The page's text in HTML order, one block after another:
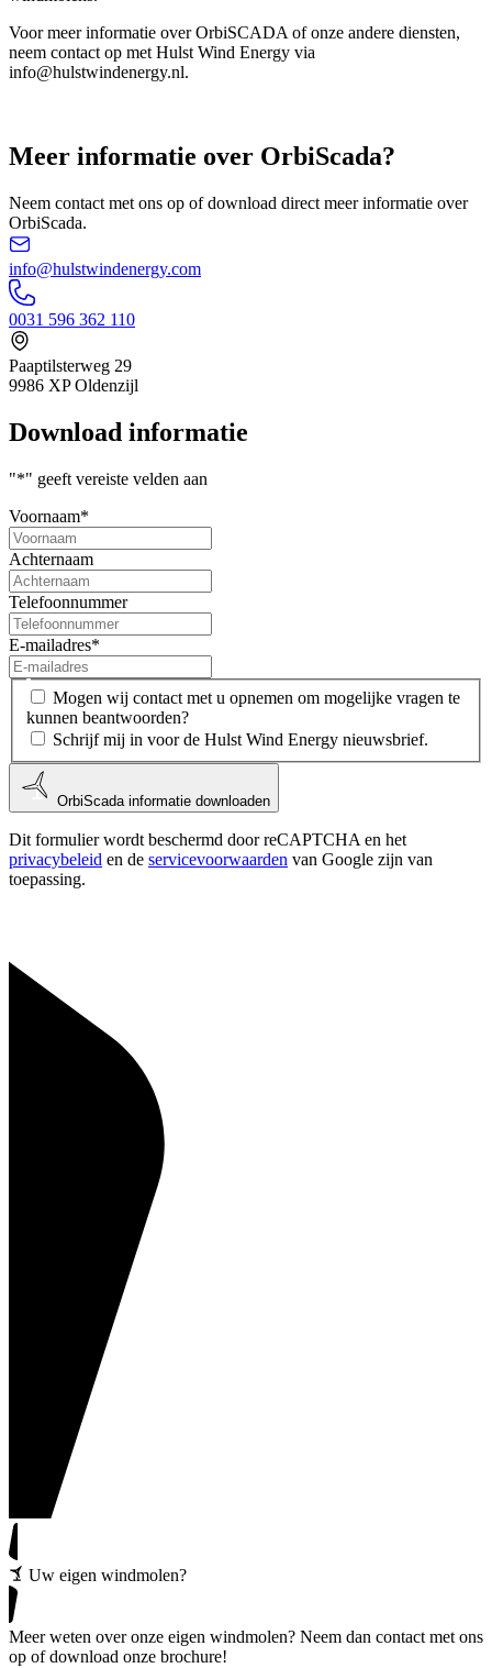
Voor meer informatie over OrbiSCADA of onze andere diensten,
neem contact op met Hulst Wind Energy via
info@hulstwindenergy.nl.
Meer informatie over OrbiScada?
Neem contact met ons op of download direct meer informatie over
OrbiScada.
info@hulstwindenergy.com
0031 596 362 110
Paaptilsterweg 29
9986 XP Oldenzijl
Download informatie
"*" geeft vereiste velden aan
Voornaam*
Achternaam
Telefoonnummer
E-mailadres*
Mogen wij contact met u opnemen om mogelijke vragen te
kunnen beantwoorden?
Schrijf mij in voor de Hulst Wind Energy nieuwsbrief.
OrbiScada informatie downloaden
Dit formulier wordt beschermd door reCAPTCHA en het
privacybeleid en de servicevoorwaarden van Google zijn van
toepassing.
Uw eigen windmolen?
Meer weten over onze eigen windmolen? Neem dan contact met ons
op of download onze brochure!